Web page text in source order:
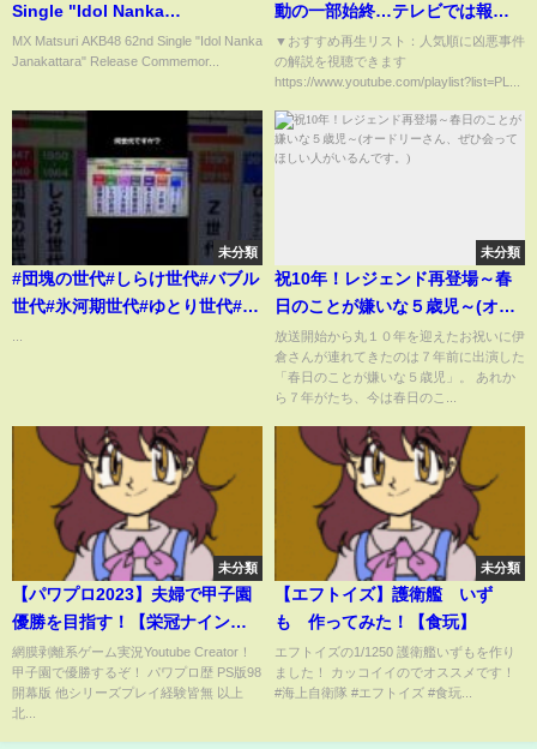
Single "Idol Nanka
Janakattara" Release
Commemoration Concert
MX Matsuri AKB48 62nd Single "Idol Nanka
Janakattara" Release Commemor...
動の一部始終…テレビでは報道
できない真実
▼おすすめ再生リスト：人気順に凶悪事件
の解説を視聴できます
https://www.youtube.com/playlist?list=PL...
未分類
#団塊の世代#しらけ世代#バブル
世代#氷河期世代#ゆとり世代#Z
未分類
祝10年！レジェンド再登場～春
日のことが嫌いな５歳児～(オー
ドリーさん、ぜひ会ってほしい
人がいるんです。)
放送開始から丸１０年を迎えたお祝いに伊
倉さんが連れてきたのは７年前に出演した
「春日のことが嫌いな５歳児」。 あれか
ら７年がたち、今は春日のこ...
未分類
【パワプロ2023】夫婦で甲子園
優勝を目指す！【栄冠ナイン】
#8
網膜剥離系ゲーム実況Youtube Creator！
甲子園で優勝するぞ！ パワプロ歴 PS版98
開幕版 他シリーズプレイ経験皆無 以上
北...
未分類
【エフトイズ】護衛艦 いず
も 作ってみた！【食玩】
エフトイズの1/1250 護衛艦いずもを作り
ました！ カッコイイのでオススメです！
#海上自衛隊 #エフトイズ #食玩...